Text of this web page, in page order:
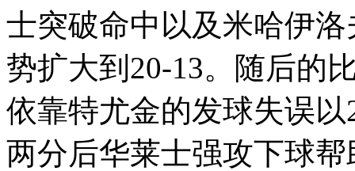
士突破命中以及米哈伊
势扩大到20-13。随后的
依靠特尤金的发球失误
两分后华莱士强攻下球